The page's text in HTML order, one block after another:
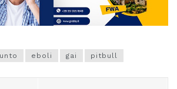
eboli gai pitbull